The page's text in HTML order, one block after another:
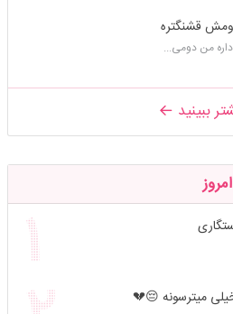
قشنگتره
من دومی...
ببینید
میترسونه 😔💔